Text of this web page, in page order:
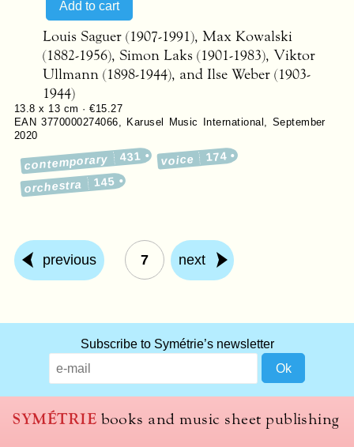
Louis Saguer (1907-1991), Max Kowalski
(1882-1956), Simon Laks (1901-1983), Viktor
Ullmann (1898-1944), and Ilse Weber (1903-
1944)
13.8 x 13 cm ·€15.27
EAN 3770000274066, Karusel Music International , September
2020
contemporary 431 voice 174
orchestra 145
previous 7 next
we
use
to
Subscribe to Symétrie’s newsletter
SYMÉTRIE books and music sheet publishing